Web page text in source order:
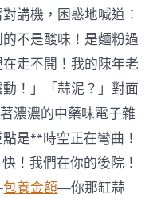
講機，困惑地喊道：
的不是酸味！是麵粉過
走不開！我的陳年老
！」「蒜泥？」對面
濃濃的中藥味電子雜
是**時空正在彎曲！
！我們在你的後院！
包養金額—你那缸蒜